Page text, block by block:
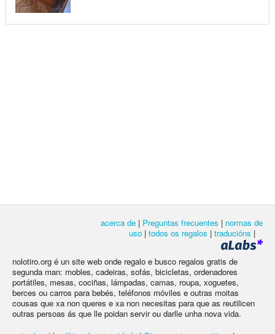
acerca de | Preguntas frecuentes | normas de
uso | todos os regalos | traducións |
nolotiro.org é un site web onde regalo e busco regalos gratis de
segunda man: mobles, cadeiras, sofás, bicicletas, ordenadores
portátiles, mesas, cociñas, lámpadas, camas, roupa, xoguetes,
berces ou carros para bebés, teléfonos móviles e outras moitas
cousas que xa non queres e xa non necesitas para que as reutilicen
outras persoas ás que lle poidan servir ou darlle unha nova vida.